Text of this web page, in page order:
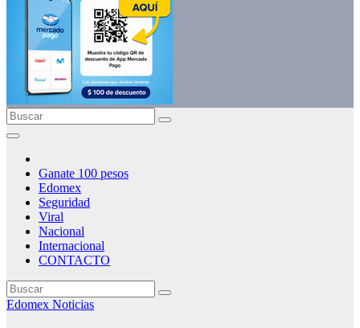
Ganate 100 pesos
Edomex
Seguridad
Viral
Nacional
Internacional
CONTACTO
Edomex Noticias